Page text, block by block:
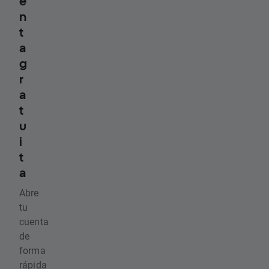
n
t
a
g
r
a
t
u
i
t
a
Abre
tu
cuenta
de
forma
rápida